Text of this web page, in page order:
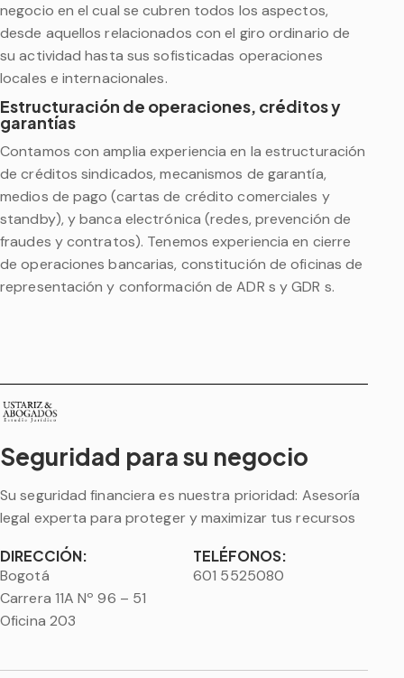
negocio en el cual se cubren todos los aspectos,
desde aquellos relacionados con el giro ordinario de
su actividad hasta sus sofisticadas operaciones
locales e internacionales.
Estructuración de operaciones, créditos y
garantías
Contamos con amplia experiencia en la estructuración
de créditos sindicados, mecanismos de garantía,
medios de pago (cartas de crédito comerciales y
standby), y banca electrónica (redes, prevención de
fraudes y contratos). Tenemos experiencia en cierre
de operaciones bancarias, constitución de oficinas de
representación y conformación de ADR s y GDR s.
Seguridad para su negocio
Su seguridad financiera es nuestra prioridad: Asesoría
legal experta para proteger y maximizar tus recursos
DIRECCIÓN:
Bogotá
Carrera 11A Nº 96 – 51
Oficina 203
TELÉFONOS:
601 5525080